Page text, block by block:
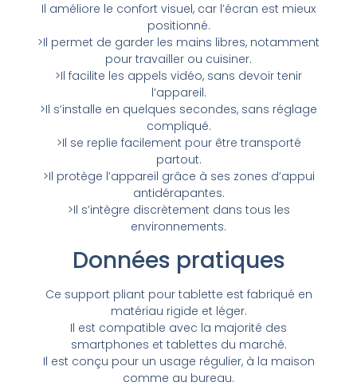
Il améliore le confort visuel, car l’écran est mieux
positionné.
>Il permet de garder les mains libres, notamment
pour travailler ou cuisiner.
>Il facilite les appels vidéo, sans devoir tenir
l’appareil.
>Il s’installe en quelques secondes, sans réglage
compliqué.
>Il se replie facilement pour être transporté
partout.
>Il protège l’appareil grâce à ses zones d’appui
antidérapantes.
>Il s’intègre discrètement dans tous les
environnements.
Données pratiques
Ce support pliant pour tablette est fabriqué en
matériau rigide et léger.
Il est compatible avec la majorité des
smartphones et tablettes du marché.
Il est conçu pour un usage régulier, à la maison
comme au bureau.